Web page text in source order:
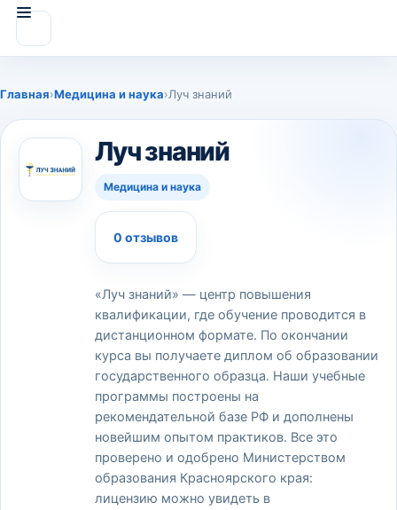
Главная›Медицина и наука›Луч знаний
Луч знаний
Медицина и наука
0 отзывов
«Луч знаний» — центр повышения
квалификации, где обучение проводится в
дистанционном формате. По окончании
курса вы получаете диплом об образовании
государственного образца. Наши учебные
программы построены на
рекомендательной базе РФ и дополнены
новейшим опытом практиков. Все это
проверено и одобрено Министерством
образования Красноярского края:
лицензию можно увидеть в